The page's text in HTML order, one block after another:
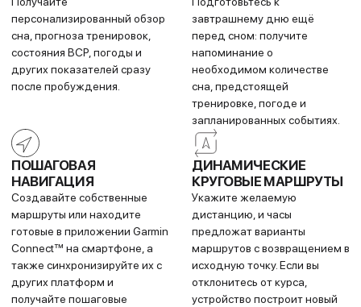
вариаций использует датчик
Pulse Ox⁴, помогая понять,
дыхательные паттерны во
время сна.
Получите более полное
представление о своем
восстановлении, отслеживая
вариабельность сердечного
ритма во сне.
датчики для записи
электрических сигналов,
управляющих работой
сердца. Оно анализирует эти
данные, чтобы выявить
признаки нерегулярного
сердечного ритма,
известного как фибрилляция
предсердий.
Надевайте часы на ночь,
чтобы отслеживать
изменения средней
температуры кожи. Эти
изменения могут быть
связаны с вашей недавней
активностью, условиями сна,
возможными заболеваниями
ОТСЛЕЖИВАНИЕ
ЗДОРОВЬЯ ЖЕНЩИН
Следите за менструальным
циклом или беременностью,
ПРЕДСКАЗАНИЕ
Узнайте, какой может быть
ваш темп на дистанциях 5K,